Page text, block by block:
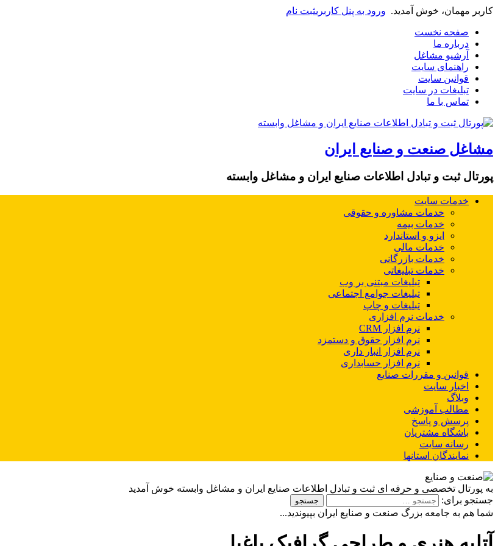
کاربر مهمان، خوش آمدید. ورود به پنل کاربریثبت نام
صفحه نخست
درباره ما
آرشیو مشاغل
راهنمای سایت
قوانین سایت
تبلیغات در سایت
تماس با ما
مشاغل صنعت و صنایع ایران
پورتال ثبت و تبادل اطلاعات صنایع ایران و مشاغل وابسته
خدمات سایت
خدمات مشاوره و حقوقی
خدمات بیمه
ایزو و استاندارد
خدمات مالی
خدمات بازرگانی
خدمات تبلیغاتی
تبلیغات مبتنی بر وب
تبلیغات جوامع اجتماعی
تبلیغات و چاپ
خدمات نرم افزاری
نرم افزار CRM
نرم افزار حقوق و دستمزد
نرم افزار انبار داری
نرم افزار حسابداری
قوانین و مقررات صنایع
اخبار سایت
وبلاگ
مطالب آموزشی
پرسش و پاسخ
باشگاه مشتریان
رسانه سایت
نمایندگان استانها
به پورتال تخصصی و حرفه ای ثبت و تبادل اطلاعات صنایع ایران و مشاغل وابسته خوش آمدید
جستجو برای:
شما هم به جامعه بزرگ صنعت و صنایع ایران بپیوندید...